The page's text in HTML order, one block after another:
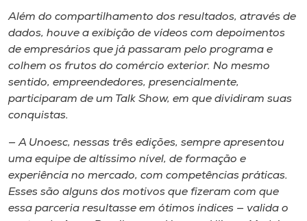
Além do compartilhamento dos resultados, através de
dados, houve a exibição de vídeos com depoimentos
de empresários que já passaram pelo programa e
colhem os frutos do comércio exterior. No mesmo
sentido, empreendedores, presencialmente,
participaram de um Talk Show, em que dividiram suas
conquistas.
— A Unoesc, nessas três edições, sempre apresentou
uma equipe de altíssimo nível, de formação e
experiência no mercado, com competências práticas.
Esses são alguns dos motivos que fizeram com que
essa parceria resultasse em ótimos índices — valida o